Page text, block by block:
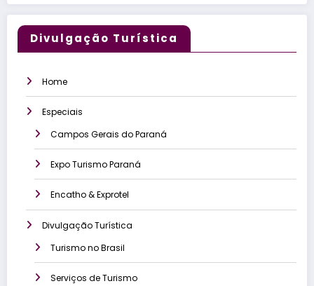
Divulgação Turística
Home
Especiais
Campos Gerais do Paraná
Expo Turismo Paraná
Encatho & Exprotel
Divulgação Turística
Turismo no Brasil
Serviços de Turismo